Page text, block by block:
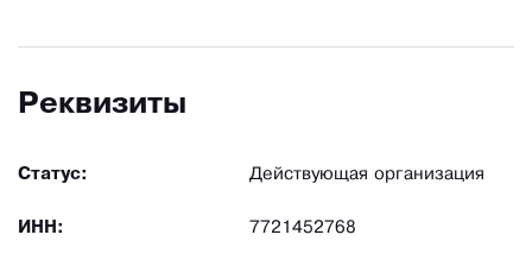
Реквизиты
Статус: Действующая организация
ИНН: 7721452768